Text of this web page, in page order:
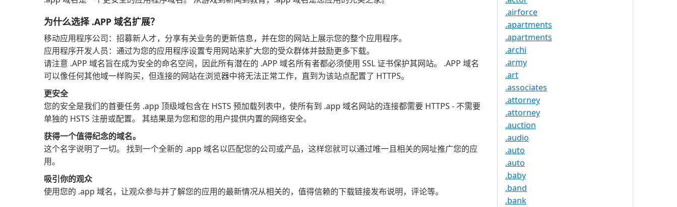
为什么选择 .APP 域名扩展？
移动应用程序公司：招募新人才，分享有关业务的更新信息，并在您的网站上展示您的整个应用程序。
应用程序开发人员：通过为您的应用程序设置专用网站来扩大您的受众群体并鼓励更多下载。
请注意 .APP 域名旨在成为安全的命名空间，因此所有潜在的 .APP 域名所有者都必须使用 SSL 证书保护其网站。 .APP 域名
可以像任何其他域一样购买，但连接的网站在浏览器中将无法正常工作，直到为该站点配置了 HTTPS。
更安全
您的安全是我们的首要任务 .app 顶级域包含在 HSTS 预加载列表中，使所有到 .app 域名网站的连接都需要 HTTPS - 不需要
单独的 HSTS 注册或配置。 其结果是为您和您的用户提供内置的网络安全。
获得一个值得纪念的域名。
这个名字说明了一切。 找到一个全新的 .app 域名以匹配您的公司或产品，这样您就可以通过唯一且相关的网址推广您的应
用。
吸引你的观众
使用您的 .app 域名，让观众参与并了解您的应用的最新情况从相关的，值得信赖的下载链接发布说明，评论等。
.airforce
.apartments
.apartments
.archi
.army
.art
.associates
.attorney
.attorney
.auction
.audio
.auto
.auto
.baby
.band
.bank